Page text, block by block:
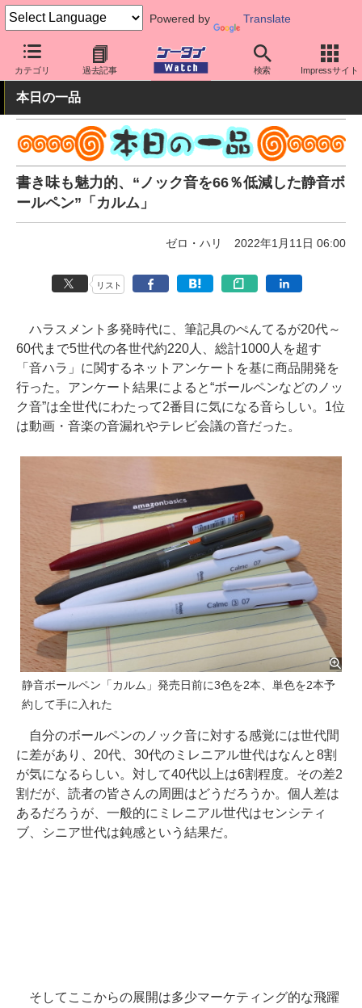
Powered by Translate
カテゴリ 過去記事 検索 Impressサイト
ケータイ Watch 周辺機器/アクセサリー その他
本日の一品
書き味も魅力的、“ノック音を66％低減した静音ボ
ールペン”「カルム」
ゼロ・ハリ 2022年1月11日 06:00
リスト
ハラスメント多発時代に、筆記具のぺんてるが20代～
60代まで5世代の各世代約220人、総計1000人を超す
「音ハラ」に関するネットアンケートを基に商品開発を
行った。アンケート結果によると“ボールペンなどのノッ
ク音”は全世代にわたって2番目に気になる音らしい。1位
は動画・音楽の音漏れやテレビ会議の音だった。
静音ボールペン「カルム」発売日前に3色を2本、単色を2本予
約して手に入れた
自分のボールペンのノック音に対する感覚には世代間
に差があり、20代、30代のミレニアル世代はなんと8割
が気になるらしい。対して40代以上は6割程度。その差2
割だが、読者の皆さんの周囲はどうだろうか。個人差は
あるだろうが、一般的にミレニアル世代はセンシティ
ブ、シニア世代は鈍感という結果だ。
そしてここからの展開は多少マーケティング的な飛躍